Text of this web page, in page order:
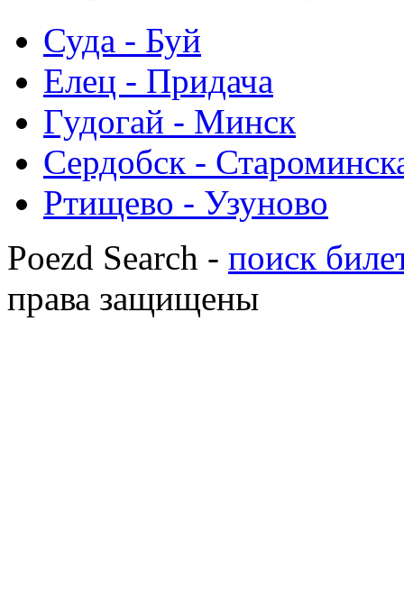
Суда - Буй
Елец - Придача
Гудогай - Минск
Сердобск -
Ртищево - Узуново
Poezd Search - поиск
права защищены